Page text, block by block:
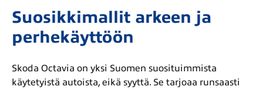
Suosikkimallit arkeen ja
perhekäyttöön
Skoda Octavia on yksi Suomen suosituimmista
käytetyistä autoista, eikä syyttä. Se tarjoaa runsaasti